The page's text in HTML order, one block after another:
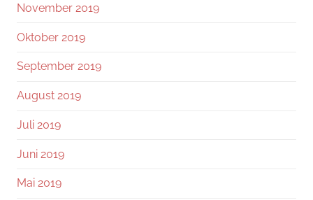
November 2019
Oktober 2019
September 2019
August 2019
Juli 2019
Juni 2019
Mai 2019